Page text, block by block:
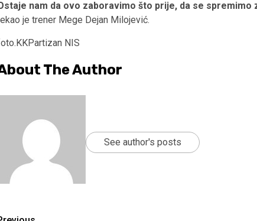
nam da ovo zaboravimo što prije, da se spremimo
je trener Mege Dejan Milojević.
NIS
The Author
See author's posts